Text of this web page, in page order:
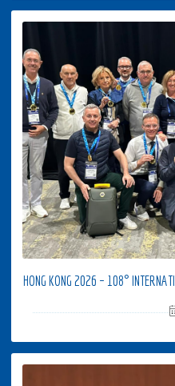
HONG KONG 2026 – 108°